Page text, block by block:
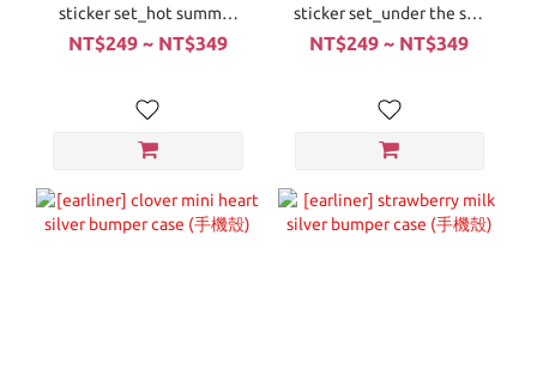
sticker set_hot summer
(鏡頭貼紙)
NT$249 ~ NT$349
sticker set_under the sea
(鏡頭貼紙)
NT$249 ~ NT$349